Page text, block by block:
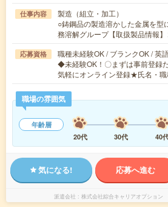
仕事内容
製造（組立・加工）
○鋳鋼品の製造溶かした金属を型
務溶解グループ【取扱製品情報
応募資格
職種未経験OK / ブランクOK / 英
◆未経験OK！〇まずは事前登録
気軽にオンライン登録★氏名・
職場の雰囲気
年齢層
20代
30代 40
気になる! 応募へ進む
派遣会社 株式会社綜合キャリアオプション